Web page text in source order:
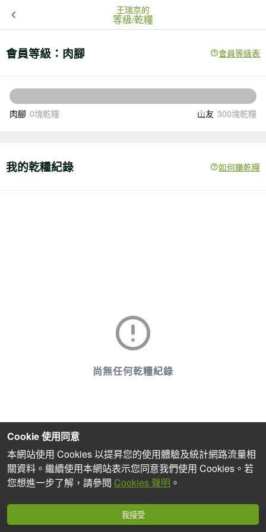
王瑞京的
等級/乾糧
會員等級： 肉腳 會員等級表
塊乾糧升級
肉腳 0塊乾糧 山友 300塊乾糧
我的乾糧紀錄 如何賺乾糧
尚無任何乾糧紀錄
Cookie 使用同意
本網站使用 Cookies 以提昇您的使用體驗及統計網路流量相
關資料。繼續使用本網站表示您同意我們使用 Cookies。若
您想進一步了解，請參閱 Cookies 聲明 。
我接受